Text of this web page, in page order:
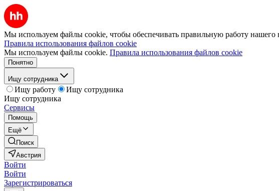
Мы используем файлы cookie, чтобы обеспечивать правильную работу нашего
Правила использования файлов cookie
Мы используем файлы cookie. Правила использования файлов cookie
Понятно
Ищу сотрудника
Ищу работу
Ищу сотрудника
Ищу сотрудника
Сервисы
Помощь
Ещё
Поиск
Австрия
Войти
Войти
Зарегистрироваться